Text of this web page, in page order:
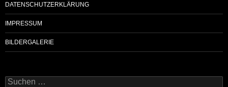
DATENSCHUTZERKLÄRUNG
IMPRESSUM
BILDERGALERIE
Suchen